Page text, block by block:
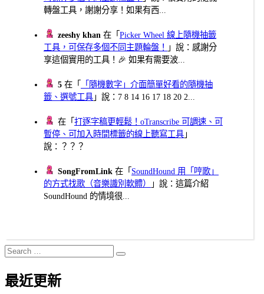
轉盤工具，謝謝分享！如果有西...
zeeshy khan 在「Picker Wheel 線上隨機抽籤
工具，可保存多個不同主題輪盤！
」說：感謝分
享這個實用的工具！🎉 如果有需要波...
5 在「
「隨機數字」介面簡單好看的隨機抽
籤、選號工具 」說：7 8 14 16 17 18 20 2...
在「打逐字稿更輕鬆！oTranscribe 可調速、可
暫停、可加入時間標籤的線上聽寫工具 」
說：？？？
SongFromLink 在「 SoundHound 用「哼歌」
的方式找歌（音樂識別軟體）
」說：這篇介紹
SoundHound 的情境很...
Search
for:
Search
最近更新